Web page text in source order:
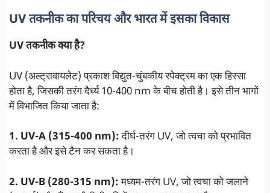
UV तकनीक का परिचय और भारत में इसका विकास
UV तकनीक क्या है?
UV (अल्ट्रावायलेट) प्रकाश विद्युत-चुंबकीय स्पेक्ट्रम का एक हिस्सा
होता है, जिसकी तरंग दैर्ध्य 10-400 nm के बीच होती है। इसे तीन भागों
में विभाजित किया जाता है:
1. UV-A (315-400 nm):दीर्घ-तरंग UV, जो त्वचा को प्रभावित
करता है और इसे टैन कर सकता है।
2. UV-B (280-315 nm):मध्यम-तरंग UV, जो त्वचा को जलाने